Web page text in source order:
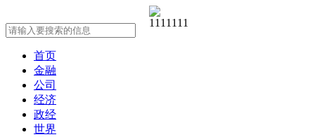
首页
金融
公司
经济
政经
世界